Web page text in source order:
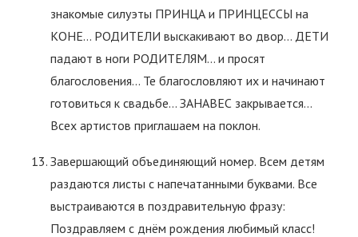
знакомые силуэты ПРИНЦА и ПРИНЦЕССЫ на
КОНЕ… РОДИТЕЛИ выскакивают во двор… ДЕТИ
падают в ноги РОДИТЕЛЯМ… и просят
благословения… Те благословляют их и начинают
готовиться к свадьбе… ЗАНАВЕС закрывается…
Всех артистов приглашаем на поклон.
Завершающий объединяющий номер. Всем детям
раздаются листы с напечатанными буквами. Все
выстраиваются в поздравительную фразу:
Поздравляем с днём рождения любимый класс!